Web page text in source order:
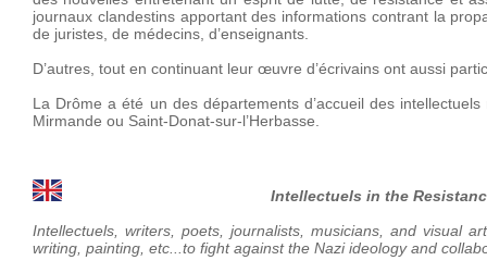
journaux clandestins apportant des informations contrant la
de juristes, de médecins, d’enseignants.
D’autres, tout en continuant leur œuvre d’écrivains ont aussi
La Drôme a été un des départements d’accueil des
Mirmande ou Saint-Donat-sur-l’Herbasse.
Intellectuels in the
Intellectuels, writers, poets, journalists, musicians, and visual
writing, painting, etc...to fight against the Nazi ideology and